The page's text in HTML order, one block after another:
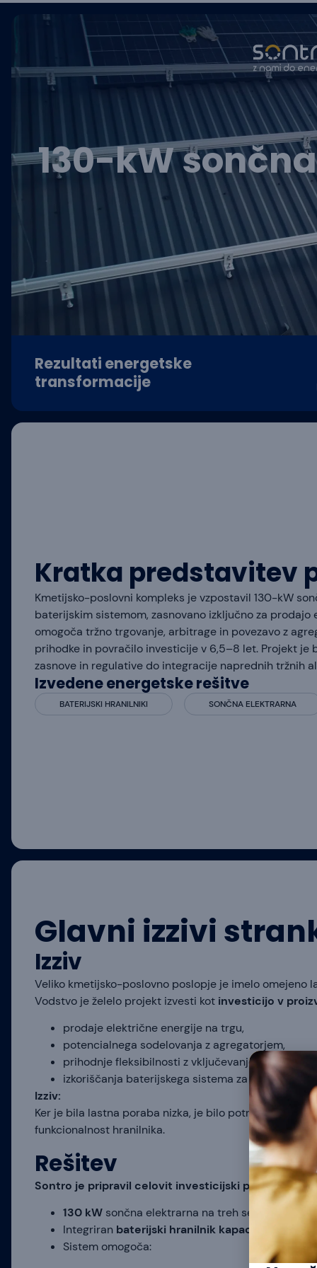
130-kW
Rezultati energetske
transformacije
Kratka predstavitev
Kmetijsko-poslovni kompleks je vzpostavil 130-kW
baterijskim sistemom, zasnovano izključno za prodajo
omogoča tržno trgovanje, arbitrage in povezavo z
prihodke in povračilo investicije v 6,5–8 let. Projekt je
zasnove in regulative do integracije naprednih tržnih
Izvedene energetske rešitve
BATERIJSKI HRANILNIKI SONČNA ELEKTRARNA
Glavni izzivi
Izziv
Veliko kmetijsko-poslovno poslopje je imelo omejeno
Vodstvo je želelo projekt izvesti kot investicijo v
prodaje električne energije na trgu,
potencialnega sodelovanja z agregatorjem,
prihodnje fleksibilnosti z vključevanjem v
izkoriščanja baterijskega sistema za arbitrage
Izziv:
Ker je bila lastna poraba nizka, je bilo potrebno
funkcionalnost hranilnika.
Rešitev
Sontro je pripravil celovit investicijski pristop:
130 kWsončna elektrarna na treh segmentih
Integriran baterijski hranilnik kapacitete 215
Sistem omogoča: